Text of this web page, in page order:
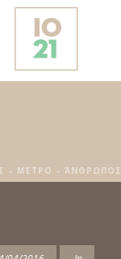
– ΜΈΤΡΟ – ΆΝΘΡΩΠΟΣ